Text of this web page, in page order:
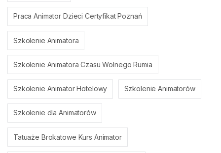
Praca Animator Dzieci Certyfikat Poznań
Szkolenie Animatora
Szkolenie Animatora Czasu Wolnego Rumia
Szkolenie Animator Hotelowy Szkolenie Animatorów
Szkolenie dla Animatorów
Tatuaże Brokatowe Kurs Animator